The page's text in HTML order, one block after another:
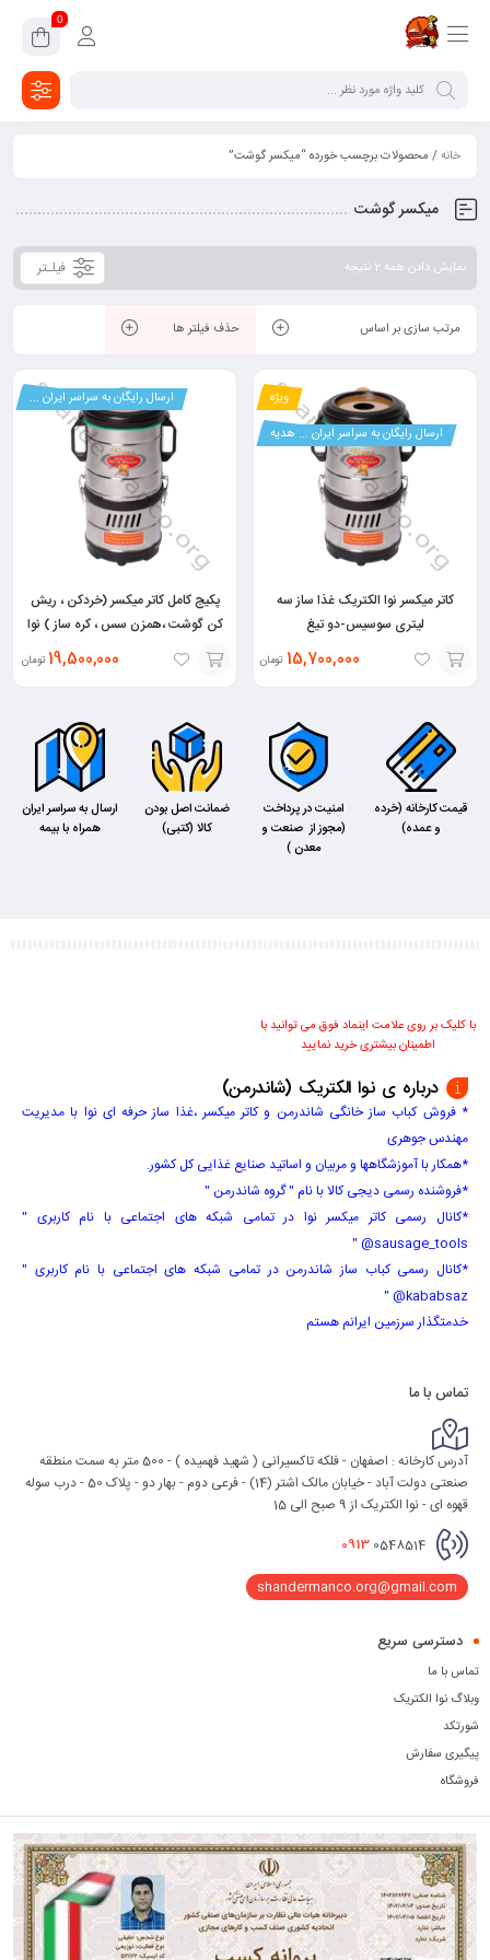
0
خانه/ محصولات برچسب خورده “میکسر گوشت”
میکسر گوشت
فیلـتر نمایش دادن همه 2 نتیجه
مرتب سازی بر اساس حذف فیلتر ها
ویژه
ارسال رایگان به سراسر ایران ... هدیه
کاتر میکسر نوا الکتریک غذا ساز سه
لیتری سوسیس-دو تیغ
15,700,000 تومان
سبد
ارسال رایگان به سراسر ایران ...
پکیج کامل کاتر میکسر (خردکن ، ریش
کن گوشت ،همزن سس ، کره ساز ) نوا
الکتریک – هفت تیغ
19,500,000 تومان
سبد
قیمت کارخانه (خرده
و عمده)
امنیت در پرداخت
(مجوز از صنعت و
معدن )
ضمانت اصل بودن
کالا (کتبی)
ارسال به سراسر ایران
همراه با بیمه
با کلیک بر روی علامت اینماد فوق می توانید با
اطمینان بیشتری خرید نمایید
درباره ی نوا الکتریک (شاندرمن)
* فروش کباب ساز خانگی شاندرمن و کاتر میکسر ،غذا ساز حرفه ای نوا با مدیریت
مهندس جوهری
*همکار با آموزشگاهها و مربیان و اساتید صنایع غذایی کل کشور.
*فروشنده رسمی دیجی کالا با نام " گروه شاندرمن "
*کانال رسمی کاتر میکسر نوا در تمامی شبکه های اجتماعی با نام کاربری "
sausage_tools@ "
*کانال رسمی کباب ساز شاندرمن در تمامی شبکه های اجتماعی با نام کاربری "
kababsaz@ "
خدمتگذار سرزمین ایرانم هستم
تماس با ما
آدرس کارخانه : اصفهان - فلکه تاکسیرانی ( شهید فهمیده ) - 500 متر به سمت منطقه
صنعتی دولت آباد - خیابان مالک اشتر (14) - فرعی دوم - بهار دو - پلاک 50 - درب سوله
قهوه ای - نوا الکتریک از 9 صبح الی 15
0913 0548514
shandermanco.org@gmail.com
دسترسی سریع
تماس با ما
وبلاگ نوا الکتریک
شورتکد
پیگیری سفارش
فروشگاه